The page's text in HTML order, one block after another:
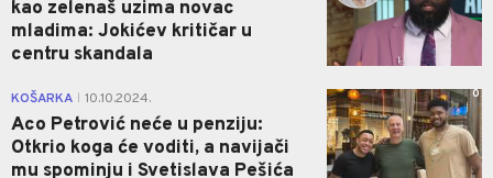
kao zelenaš uzima novac
mladima: Jokićev kritičar u
centru skandala
KOŠARKA 10.10.2024.
Aco Petrović neće u penziju:
Otkrio koga će voditi, a navijači
mu spominju i Svetislava Pešića
0